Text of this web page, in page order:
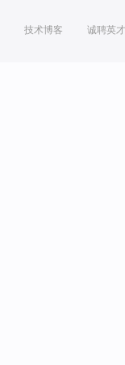
技术博客 诚聘英才